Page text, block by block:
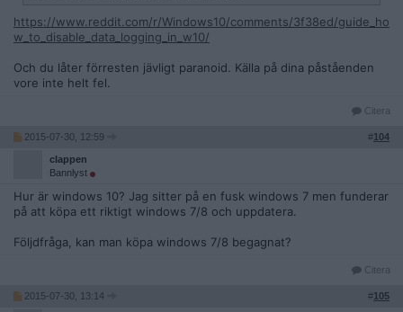
https://www.reddit.com/r/Windows10/comments/3f38ed/guide_ho
w_to_disable_data_logging_in_w10/
Och du låter förresten jävligt paranoid. Källa på dina påståenden
vore inte helt fel.
Citera
2015-07-30, 12:59 #104
clappen
Bannlyst
Hur är windows 10? Jag sitter på en fusk windows 7 men funderar
på att köpa ett riktigt windows 7/8 och uppdatera.
Följdfråga, kan man köpa windows 7/8 begagnat?
Citera
2015-07-30, 13:14 #105